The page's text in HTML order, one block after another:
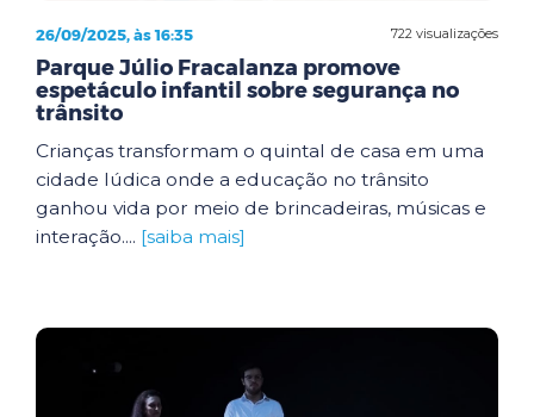
722 visualizações
26/09/2025, às 16:35
Parque Júlio Fracalanza promove
espetáculo infantil sobre segurança no
trânsito
Crianças transformam o quintal de casa em uma
cidade lúdica onde a educação no trânsito
ganhou vida por meio de brincadeiras, músicas e
interação.... [saiba mais]